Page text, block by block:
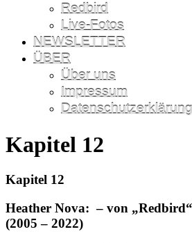
Redbird
Live-Fotos
NEWSLETTER
ÜBER
Über uns
Impressum
Datenschutzerklärung
Kapitel 12
Kapitel 12
Heather Nova: – von
(2005 – 2022)